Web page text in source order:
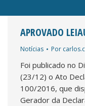
APROVADO
Notícias Por
Foi publicado no
(23/12) o Ato
100/2016, que
Gerador da